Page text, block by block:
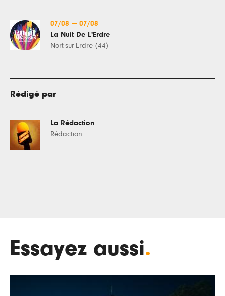
07/08 — 07/08
La Nuit De L'Erdre
Nort-sur-Erdre (44)
Rédigé par
La Rédaction
Rédaction
Essayez aussi.